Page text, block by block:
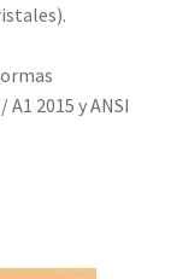
2015 y ANSI